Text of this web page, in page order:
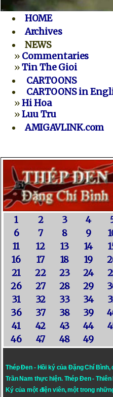
HOME
Archives
NEWS
» Commentaries
»Tin The Gioi
CARTOONS
CARTOONS in
»Hi Hoa
»Luu Tru
AMIGAVLINK.com
1 2 3 4
6
7 8 9
11
12 13 14
16
17 18 19
21
22 23 24
26
27 28 29
31
32 33 34
36
37 38 39
41
42 43 44
46
47 48 49
Thép Đen - Hồi ký của Đặng Chí Bình,
Trần Nam thực hiện. Thép Đen- Thiên
Ký của một điện viên, một trong